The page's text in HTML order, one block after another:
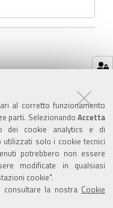
al corretto funzionamento
parti. Selezionando Accetta
dei cookie analytics e di
utilizzati solo i cookie tecnici
potrebbero non essere
modificate in qualsiasi
cookie".
la nostra Cookie
possiamo
.
sito